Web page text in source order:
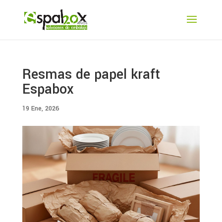
Resmas de papel kraft
Espabox
19 Ene, 2026